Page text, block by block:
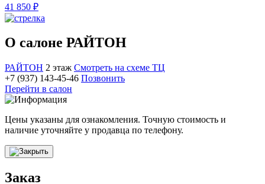
41 850 ₽
О салоне РАЙТОН
РАЙТОН 2 этаж Смотреть на схеме ТЦ
+7 (937) 143-45-46 Позвонить
Перейти в салон
Цены указаны для ознакомления. Точную стоимость и
наличие уточняйте у продавца по телефону.
Заказ